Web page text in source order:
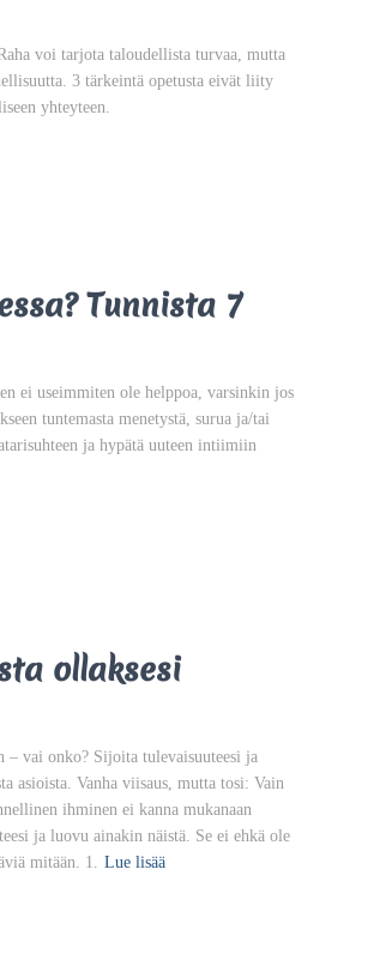
voi tarjota taloudellista turvaa, mutta
3 tärkeintä opetusta eivät liity
yhteyteen.
Tunnista 7
ei useimmiten ole helppoa, varsinkin jos
tuntemasta menetystä, surua ja/tai
ja hypätä uuteen intiimiin
ollaksesi
vai onko? Sijoita tulevaisuuteesi ja
asioista. Vanha viisaus, mutta tosi: Vain
ihminen ei kanna mukanaan
ja luovu ainakin näistä. Se ei ehkä ole
mitään. 1.
Lue lisää